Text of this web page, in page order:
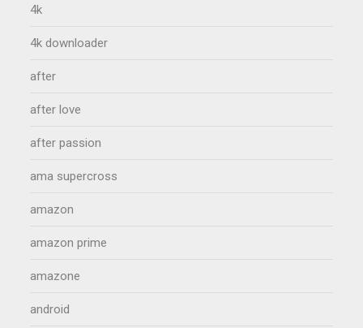
4k
4k downloader
after
after love
after passion
ama supercross
amazon
amazon prime
amazone
android